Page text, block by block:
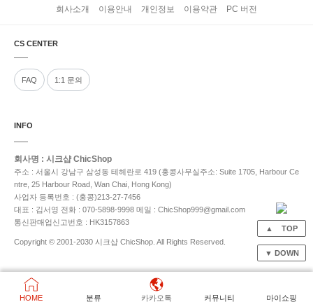
HOME 분류 카카오톡 커뮤니티 마이쇼핑
회사소개 이용안내 개인정보 이용약관 PC 버전
CS CENTER
FAQ 1:1 문의
INFO
회사명 : 시크샵 ChicShop
주소 : 서울시 강남구 삼성동 테헤란로 419 (홍콩사무실주소: Suite 1705, Harbour Ce
ntre, 25 Harbour Road, Wan Chai, Hong Kong)
사업자 등록번호 : (홍콩)213-27-7456
대표 : 김서영 전화 : 070-5898-9998 메일 : ChicShop999@gmail.com
통신판매업신고번호 : HK3157863
Copyright © 2001-2030 시크샵 ChicShop. All Rights Reserved.
▲ TOP
▼ DOWN